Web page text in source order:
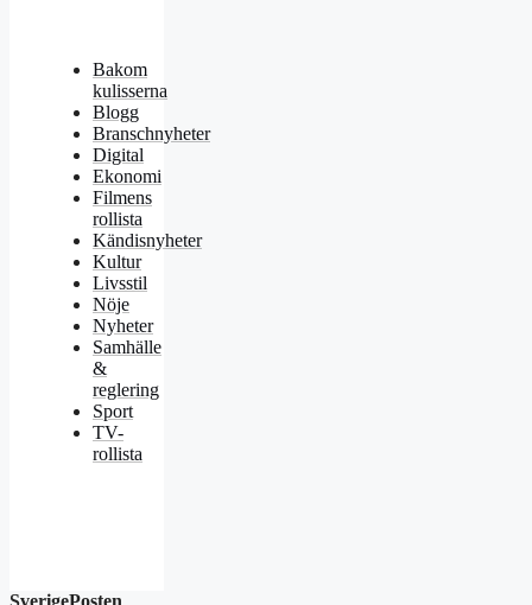
Bakom
kulisserna
Blogg
Branschnyheter
Digital
Ekonomi
Filmens
rollista
Kändisnyheter
Kultur
Livsstil
Nöje
Nyheter
Samhälle
&
reglering
Sport
TV-
rollista